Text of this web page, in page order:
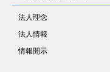
法人理念
法人情報
情報開示